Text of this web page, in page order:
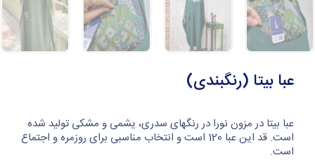
عبا بیتا (رنگبندی)
عبا بیتا در مزون نورا در رنگهای سدری، یشمی و مشکی تولید شده
است. قد این عبا 120 است و انتخاب مناسبی برای روزمره و اجتماع
است.